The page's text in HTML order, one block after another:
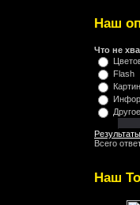
Наш
Что не
Flash
Результаты
Всего
Наш